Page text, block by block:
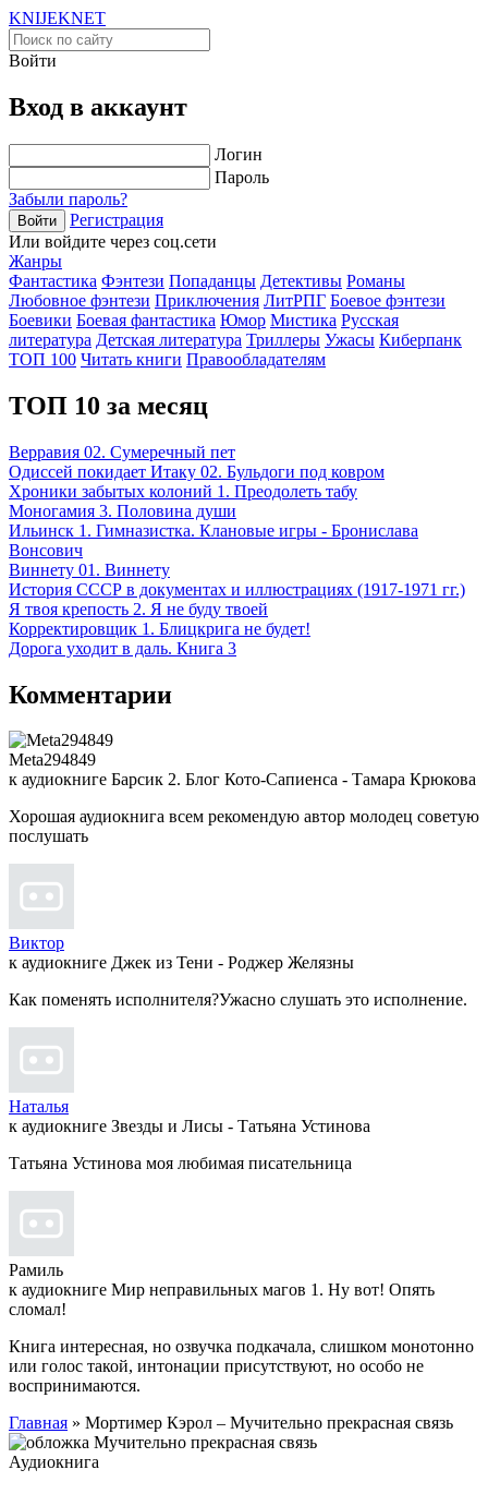
KNIJEKNET
Войти
Вход в аккаунт
Логин
Пароль
Забыли пароль?
Войти
Регистрация
Или войдите через соц.сети
Жанры
Фантастика Фэнтези Попаданцы Детективы Романы
Любовное фэнтези Приключения ЛитРПГ Боевое фэнтези
Боевики Боевая фантастика Юмор Мистика Русская
литература Детская литература Триллеры Ужасы Киберпанк
ТОП 100 Читать книги Правообладателям
ТОП 10 за месяц
Верравия 02. Сумеречный пет
Одиссей покидает Итаку 02. Бульдоги под ковром
Хроники забытых колоний 1. Преодолеть табу
Моногамия 3. Половина души
Ильинск 1. Гимназистка. Клановые игры - Бронислава
Вонсович
Виннету 01. Виннету
История СССР в документах и иллюстрациях (1917-1971 гг.)
Я твоя крепость 2. Я не буду твоей
Корректировщик 1. Блицкрига не будет!
Дорога уходит в даль. Книга 3
Комментарии
Meta294849
к аудиокниге Барсик 2. Блог Кото-Сапиенса - Тамара Крюкова
Хорошая аудиокнига всем рекомендую автор молодец советую
послушать
Виктор
к аудиокниге Джек из Тени - Роджер Желязны
Как поменять исполнителя?Ужасно слушать это исполнение.
Наталья
к аудиокниге Звезды и Лисы - Татьяна Устинова
Татьяна Устинова моя любимая писательница
Рамиль
к аудиокниге Мир неправильных магов 1. Ну вот! Опять
сломал!
Книга интересная, но озвучка подкачала, слишком монотонно
или голос такой, интонации присутствуют, но особо не
воспринимаются.
Главная » Мортимер Кэрол – Мучительно прекрасная связь
Аудиокнига